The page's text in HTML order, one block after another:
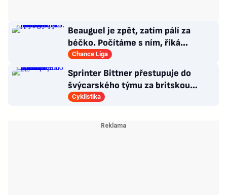
Beauguel je zpět, zatím pálí za
béčko. Počítáme s ním, říká
manažer Artisu. Pojezný padl
Chance Liga
Sprinter Bittner přestupuje do
švýcarského týmu za britskou
hvězdou Pidcockem
Cyklistika